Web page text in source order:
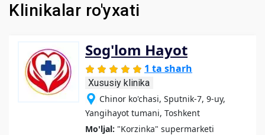
Klinikalar ro'yxati
Sog'lom Hayot
1 ta sharh
Xususiy klinika
Chinor ko'chasi, Sputnik-7, 9-uy,
Yangihayot tumani, Toshkent
Mo'ljal: "Korzinka" supermarketi